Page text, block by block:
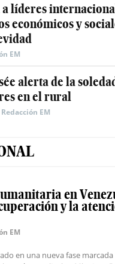
líderes
económicos y
EM
alerta de la
en el rural
Redacción EM
en
y la
EM
en una nueva fase